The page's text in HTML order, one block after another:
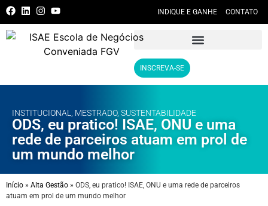
INDIQUE E GANHE CONTATO
INSCREVA-SE
INSTITUCIONAL MESTRADO, SUSTENTABILIDADE
ODS, eu pratico! ISAE, ONU e uma
rede de parceiros atuam em prol de
um mundo melhor
Início » Alta Gestão » ODS, eu pratico! ISAE, ONU e uma rede de parceiros
atuam em prol de um mundo melhor